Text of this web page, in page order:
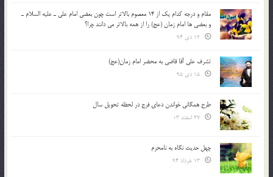
مقام و درجه كدام يك از 14 معصوم بالاتر است چون بعضي امام علي ـ عليه السلام ـ
و بعضي ها امام زمان (عج) را از همه بالاتر مي دانند چرا؟
تشرف علي آقا قاضي به محضر امام زمان(عج)
طرح همگانی خواندن دعای فرج در لحظه تحویل سال
چهل حدیث نگاه به نامحرم